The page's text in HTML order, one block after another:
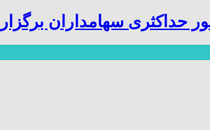
حداکثری سهامداران